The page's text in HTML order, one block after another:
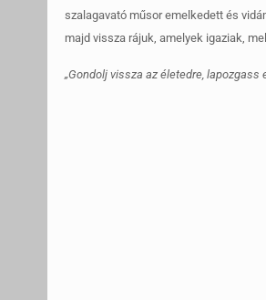
szalagavató műsor emelkedett és
majd vissza rájuk, amelyek igaziak,
„Gondolj vissza az életedre,